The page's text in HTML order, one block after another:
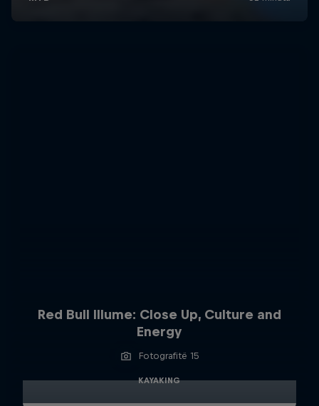
Red Bull Illume: Close Up, Culture and
Energy
Fotografitë 15
KAYAKING